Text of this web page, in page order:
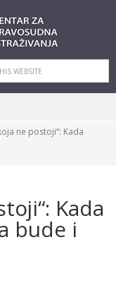
ne postoji“: Kada
Kada
bude i